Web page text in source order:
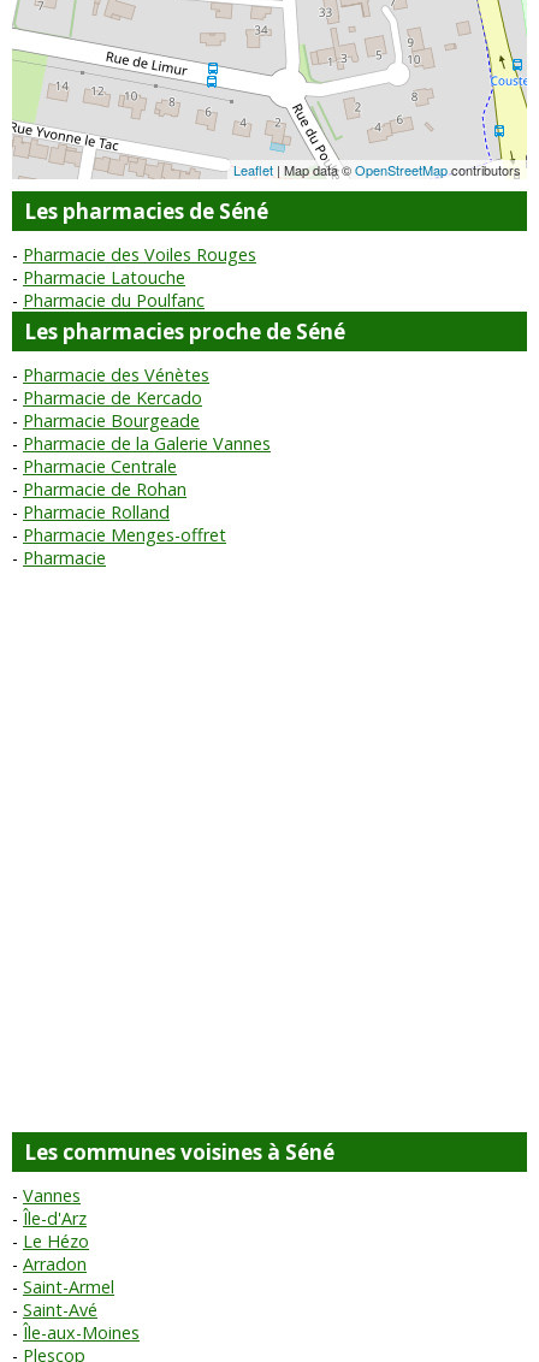
Leaflet | Map data ©OpenStreetMapcontributors
Les pharmacies de Séné
Pharmacie des Voiles Rouges
Pharmacie Latouche
Pharmacie du Poulfanc
Les pharmacies proche de Séné
Pharmacie des Vénètes
Pharmacie de Kercado
Pharmacie Bourgeade
Pharmacie de la Galerie Vannes
Pharmacie Centrale
Pharmacie de Rohan
Pharmacie Rolland
Pharmacie Menges-offret
Pharmacie
Les communes voisines à Séné
Vannes
Île-d'Arz
Le Hézo
Arradon
Saint-Armel
Saint-Avé
Île-aux-Moines
Plescop